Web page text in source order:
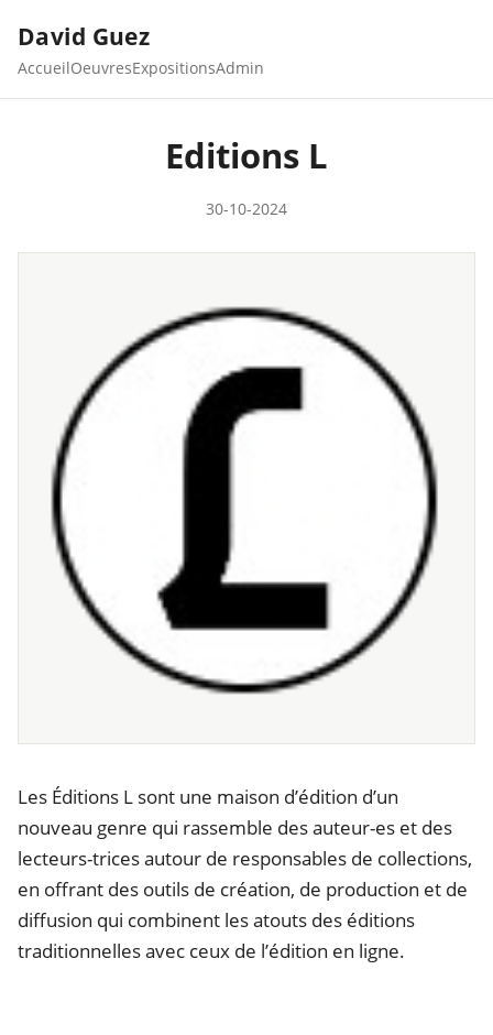
David Guez
AccueilOeuvresExpositionsAdmin
Editions L
30-10-2024
Les Éditions L sont une maison d’édition d’un
nouveau genre qui rassemble des auteur-es et des
lecteurs-trices autour de responsables de collections,
en offrant des outils de création, de production et de
diffusion qui combinent les atouts des éditions
traditionnelles avec ceux de l’édition en ligne.